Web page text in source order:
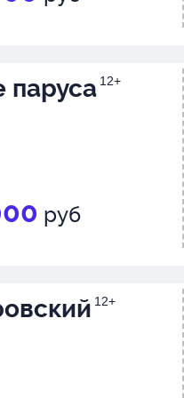
о добре,
паруса 12+
руб
12+